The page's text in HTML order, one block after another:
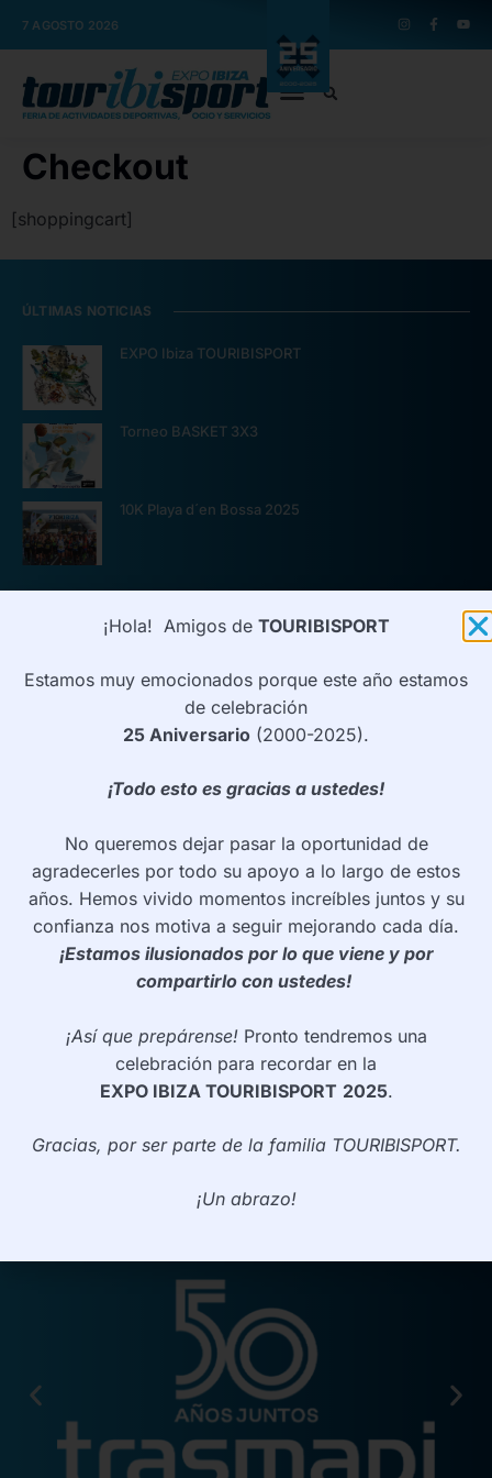
7 AGOSTO 2026
Checkout
[shoppingcart]
ÚLTIMAS NOTICIAS
EXPO Ibiza TOURIBISPORT
Torneo BASKET 3X3
10K Playa d´en Bossa 2025
CONTRATACIÓN
Información
Pressclipping
CONTACTO
TELÉFONO
INFORMACIÓN
¡Hola! Amigos de TOURIBISPORT
Estamos muy emocionados porque este año estamos
de celebración
25 Aniversario (2000-2025).
¡Todo esto es gracias a ustedes!
No queremos dejar pasar la oportunidad de
agradecerles por todo su apoyo a lo largo de estos
años. Hemos vivido momentos increíbles juntos y su
confianza nos motiva a seguir mejorando cada día.
¡Estamos ilusionados por lo que viene y por
compartirlo con ustedes!
¡Así que prepárense!Pronto tendremos una
celebración para recordar en la
EXPO IBIZA TOURIBISPORT 2025.
Gracias, por ser parte de la familia TOURIBISPORT.
¡Un abrazo!